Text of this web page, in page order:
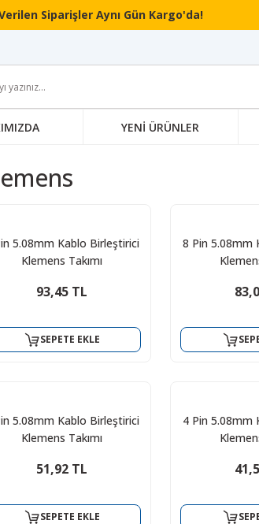
Siparişler Aynı Gün Kargo'da!
YENİ ÜRÜNLER
5.08mm Kablo Birleştirici
Klemens Takımı
93,45 TL
SEPETE EKLE
8 Pin 5.08mm
5.08mm Kablo Birleştirici
Klemens Takımı
51,92 TL
SEPETE EKLE
4 Pin 5.08mm